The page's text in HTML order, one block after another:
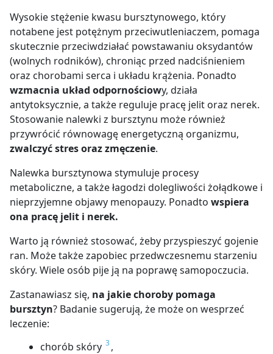
Wysokie stężenie kwasu bursztynowego, który
notabene jest potężnym przeciwutleniaczem, pomaga
skutecznie przeciwdziałać powstawaniu oksydantów
(wolnych rodników), chroniąc przed nadciśnieniem
oraz chorobami serca i układu krążenia. Ponadto
wzmacnia układ odpornościowy, działa
antytoksycznie, a także reguluje pracę jelit oraz nerek.
Stosowanie nalewki z bursztynu może również
przywrócić równowagę energetyczną organizmu,
zwalczyć stres oraz zmęczenie.
Nalewka bursztynowa stymuluje procesy
metaboliczne, a także łagodzi dolegliwości żołądkowe i
nieprzyjemne objawy menopauzy. Ponadto wspiera
ona pracę jelit i nerek.
Warto ją również stosować, żeby przyspieszyć gojenie
ran. Może także zapobiec przedwczesnemu starzeniu
skóry. Wiele osób pije ją na poprawę samopoczucia.
Zastanawiasz się, na jakie choroby pomaga
bursztyn? Badanie sugerują, że może on wesprzeć
leczenie:
chorób skóry 3,